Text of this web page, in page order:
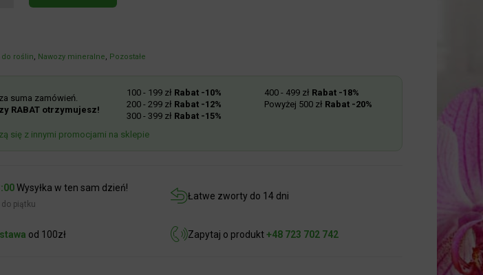
roślin,Nawozy mineralne,Pozostałe
suma zamówień.
RABAT otrzymujesz!
100 - 199 złRabat -10%
200 - 299 złRabat -12%
300 - 399 złRabat -15%
400 - 499 złRabat -18%
Powyżej 500 złRabat -20%
się z innymi promocjami na sklepie
Wysyłka w ten sam dzień!
piątku
Łatwe zworty do 14 dni
od 100zł Zapytaj o produkt+48 723 702 742